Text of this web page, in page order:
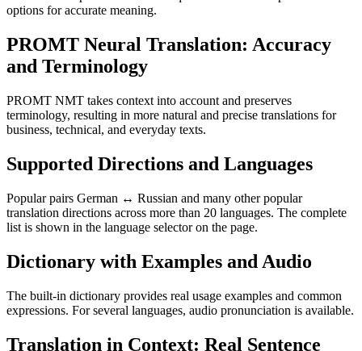
options for accurate meaning.
PROMT Neural Translation: Accuracy
and Terminology
PROMT NMT takes context into account and preserves
terminology, resulting in more natural and precise translations for
business, technical, and everyday texts.
Supported Directions and Languages
Popular pairs German ↔ Russian and many other popular
translation directions across more than 20 languages. The complete
list is shown in the language selector on the page.
Dictionary with Examples and Audio
The built-in dictionary provides real usage examples and common
expressions. For several languages, audio pronunciation is available.
Translation in Context: Real Sentence